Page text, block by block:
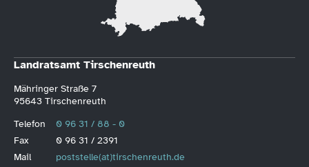
Landratsamt Tirschenreuth
Mähringer Straße 7
95643 Tirschenreuth
Telefon
0 96 31 / 88 - 0
Fax
0 96 31 / 2391
Mail
poststelle(at)tirschenreuth.de